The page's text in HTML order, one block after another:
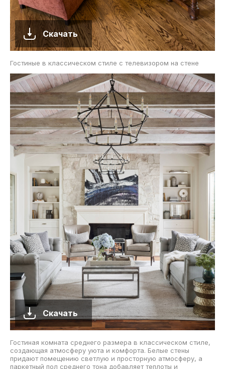
Скачать
Гостиные в классическом стиле с телевизором на стене
Скачать
Гостиная комната среднего размера в классическом стиле,
создающая атмосферу уюта и комфорта. Белые стены
придают помещению светлую и просторную атмосферу, а
паркетный пол среднего тона добавляет теплоты и